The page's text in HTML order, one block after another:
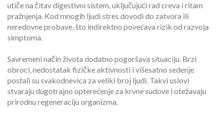
utiče na čitav digestivni sistem, uključujući rad creva i ritam
pražnjenja. Kod mnogih ljudi stres dovodi do zatvora ili
neredovne probave, što indirektno povećava rizik od razvoja
simptoma.
Savremeni način života dodatno pogoršava situaciju. Brzi
obroci, nedostatak fizičke aktivnosti i višesatno sedenje
postali su svakodnevica za veliki broj ljudi. Takvi uslovi
stvaraju dugotrajno opterećenje za krvne sudove i otežavaju
prirodnu regeneraciju organizma.